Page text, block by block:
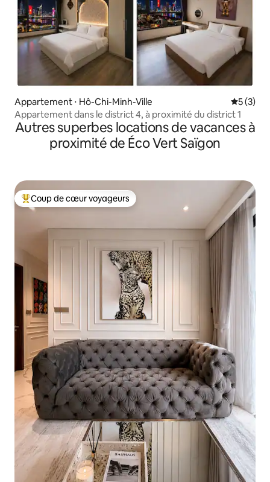
Appartement ⋅ Hô-Chi-Minh-Ville
5 (3)
Appartement dans le district 4, à proximité du district 1
Autres superbes locations de vacances à
proximité de Éco Vert Saïgon
Coups de cœur voyageurs les plus appréciés
Coup de cœur voyageurs